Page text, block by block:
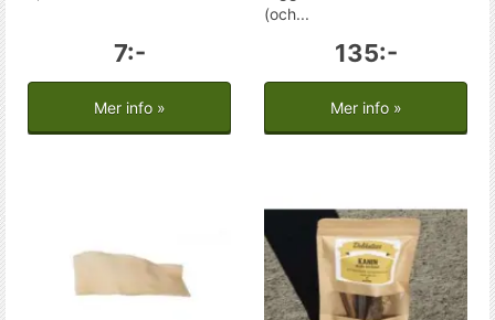
7:-
Mer info »
(och...
135:-
Mer info »